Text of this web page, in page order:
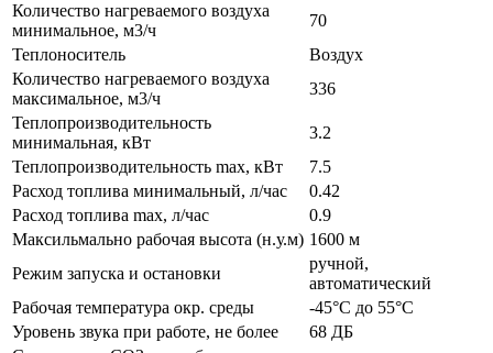
Количество нагреваемого воздуха
минимальное, м3/ч
70
Теплоноситель
Воздух
Количество нагреваемого воздуха
максимальное, м3/ч
336
Теплопроизводительность
минимальная, кВт
3.2
Теплопроизводительность max, кВт
7.5
Расход топлива минимальный, л/час
0.42
Расход топлива max, л/час
0.9
Максильмально рабочая высота (н.у.м) 1600 м
Режим запуска и остановки
ручной,
автоматический
Рабочая температура окр. среды
-45°С до 55°С
Уровень звука при работе, не более
68 ДБ